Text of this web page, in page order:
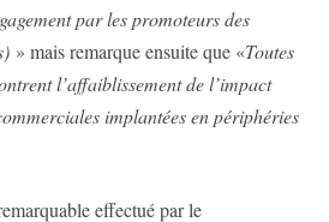
par les promoteurs des
» mais remarque ensuite que «Toutes
l’affaiblissement de l’impact
implantées en périphéries
effectué par le